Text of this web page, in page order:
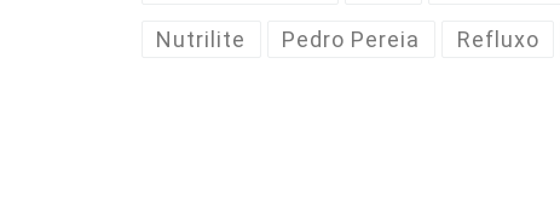
Nutrilite Pedro Pereia Refluxo